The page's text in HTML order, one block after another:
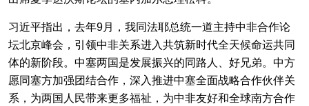
习近平指出，去年9月，我同法耶总统一道主持中非合作论
坛北京峰会，引领中非关系进入共筑新时代全天候命运共同
体的新阶段。中塞两国是发展振兴的同路人、好兄弟。中方
愿同塞方加强团结合作，深入推进中塞全面战略合作伙伴关
系，为两国人民带来更多福祉，为中非友好和全球南方合作